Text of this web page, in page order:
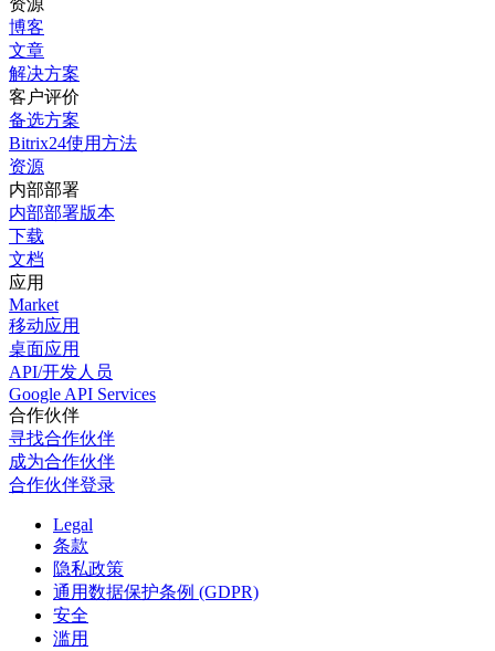
资源
博客
文章
解决方案
客户评价
备选方案
Bitrix24使用方法
资源
内部部署
内部部署版本
下载
文档
应用
Market
移动应用
桌面应用
API/开发人员
Google API Services
合作伙伴
寻找合作伙伴
成为合作伙伴
合作伙伴登录
Legal
条款
隐私政策
通用数据保护条例 (GDPR)
安全
滥用